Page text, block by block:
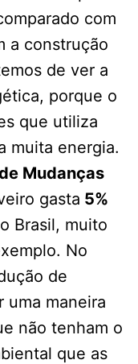
com
a construção
de ver a
porque o
que utiliza
muita energia.
Mudanças
gasta 5%
Brasil, muito
No
de
uma maneira
não tenham o
que as